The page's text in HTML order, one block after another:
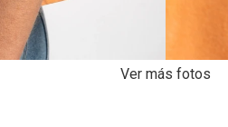
Ver más fotos